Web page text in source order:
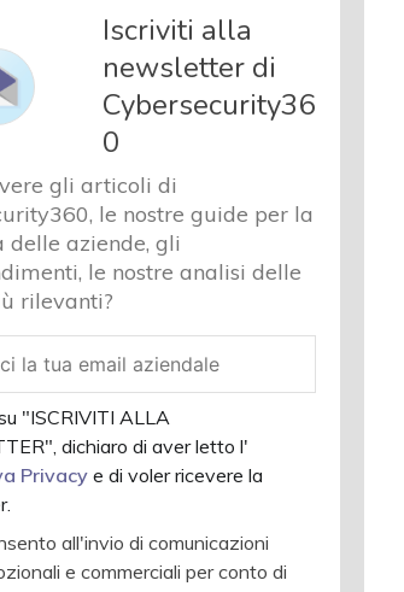
sicurezza
e privacy
Chi
siamo
Iscriviti alla
newsletter di
Cybersecurity36
0
gli articoli di
le nostre guide per la
delle aziende, gli
le nostre analisi delle
rilevanti?
"ISCRIVITI ALLA
dichiaro di aver letto l'
Privacye di voler ricevere la
all'invio di comunicazioni
e commerciali per conto di